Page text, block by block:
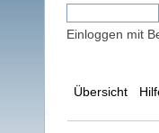
Einloggen mit
Übersicht